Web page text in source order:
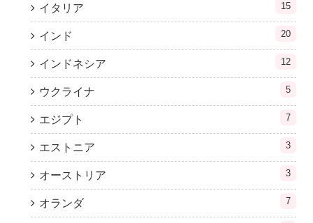
イタリア 15
インド 20
インドネシア 12
ウクライナ 5
エジプト 7
エストニア 3
オーストリア 3
オランダ 7